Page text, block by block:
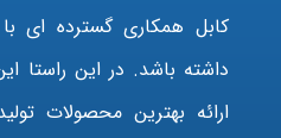
کابل همکاری گسترده ای
داشته باشد. در این راستا
ارائه بهترین محصولات